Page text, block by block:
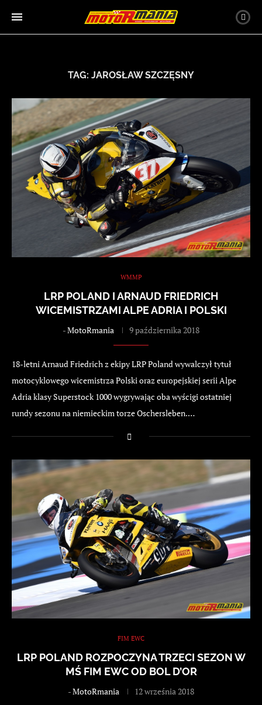
TAG: JAROSŁAW SZCZĘSNY
WMMP
LRP POLAND I ARNAUD FRIEDRICH
WICEMISTRZAMI ALPE ADRIA I POLSKI
-MotoRmania 9 października 2018
18-letni Arnaud Friedrich z ekipy LRP Poland wywalczył tytuł
motocyklowego wicemistrza Polski oraz europejskiej serii Alpe
Adria klasy Superstock 1000 wygrywając oba wyścigi ostatniej
rundy sezonu na niemieckim torze Oschersleben.…
FIM EWC
LRP POLAND ROZPOCZYNA TRZECI SEZON W
MŚ FIM EWC OD BOL D’OR
-MotoRmania 12 września 2018